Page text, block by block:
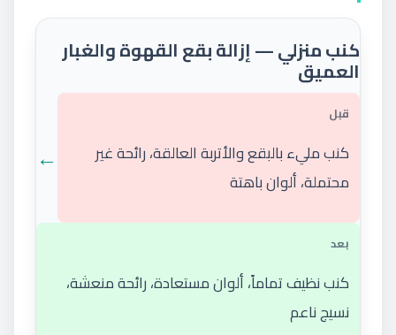
كنب منزلي — إزالة بقع القهوة والغبار
العميق
قبل
كنب مليء بالبقع والأتربة العالقة، رائحة غير
محتملة، ألوان باهتة
←
بعد
كنب نظيف تماماً، ألوان مستعادة، رائحة منعشة،
نسيج ناعم